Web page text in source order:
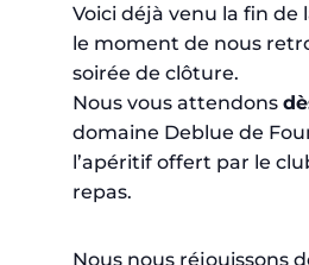
‍Voici déjà venu la fin de
le moment de nous
soirée de clôture.
Nous vous attendons
domaine Deblue de
l’apéritif offert par le
repas.‍
Nous nous réjouissons